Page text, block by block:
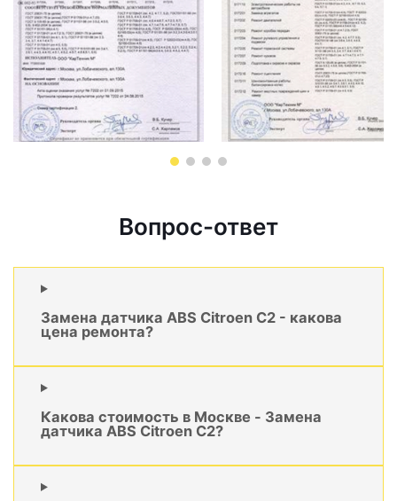
Вопрос-ответ
Замена датчика ABS Citroen C2 - какова
цена ремонта?
Какова стоимость в Москве - Замена
датчика ABS Citroen C2?